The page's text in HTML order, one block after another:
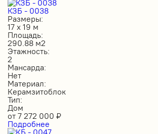
КЗБ - 0038
Размеры:
17 х 19 м
Площадь:
290.88 м2
Этажность:
2
Мансарда:
Нет
Материал:
Керамзитоблок
Тип:
Дом
от 7 272 000 ₽
Подробнее